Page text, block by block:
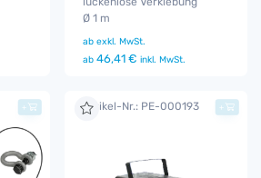
Ø 1 m
ab exkl. MwSt.
ab 46,41 € inkl. MwSt.
+ Artikel-Nr.: PE-000193 +